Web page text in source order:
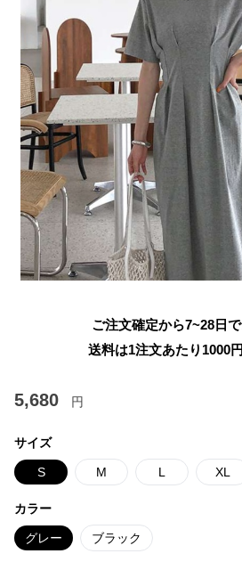
ご注文確定から7~28日
送料は1注文あたり 1000
5,680 円
サイズ
S M L XL
カラー
グレー ブラック